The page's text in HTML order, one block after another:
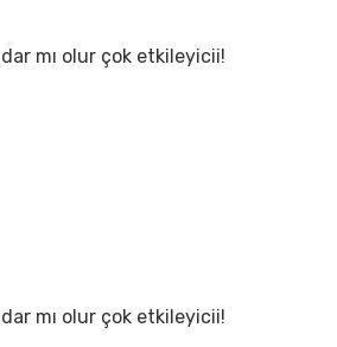
mı olur çok etkileyicii!
mı olur çok etkileyicii!